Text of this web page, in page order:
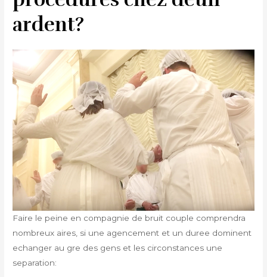
ardent?
Faire le peine en compagnie de bruit couple comprendra
nombreux aires, si une agencement et un duree dominent
echanger au gre des gens et les circonstances une
separation: